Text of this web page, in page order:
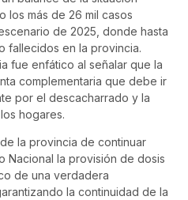
los más de 26 mil casos
de 2025, donde hasta
fallecidos en la provincia.
fue enfático al señalar que la
complementaria que debe ir
por el descacharrado y la
hogares.
la provincia de continuar
Nacional la provisión de dosis
de una verdadera
la continuidad de la